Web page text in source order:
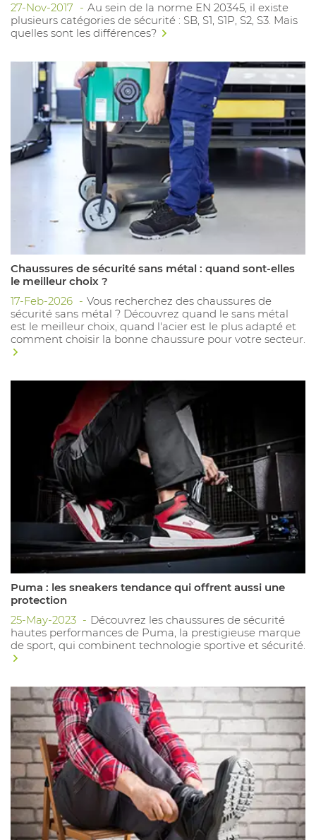
27-Nov-2017
Au sein de la norme EN 20345, il existe
plusieurs catégories de sécurité : SB, S1, S1P, S2, S3. Mais
quelles sont les différences?
Chaussures de sécurité sans métal : quand sont-elles
le meilleur choix ?
17-Feb-2026
Vous recherchez des chaussures de
sécurité sans métal ? Découvrez quand le sans métal
est le meilleur choix, quand l'acier est le plus adapté et
comment choisir la bonne chaussure pour votre secteur.
Puma : les sneakers tendance qui offrent aussi une
protection
25-May-2023
Découvrez les chaussures de sécurité
hautes performances de Puma, la prestigieuse marque
de sport, qui combinent technologie sportive et sécurité.